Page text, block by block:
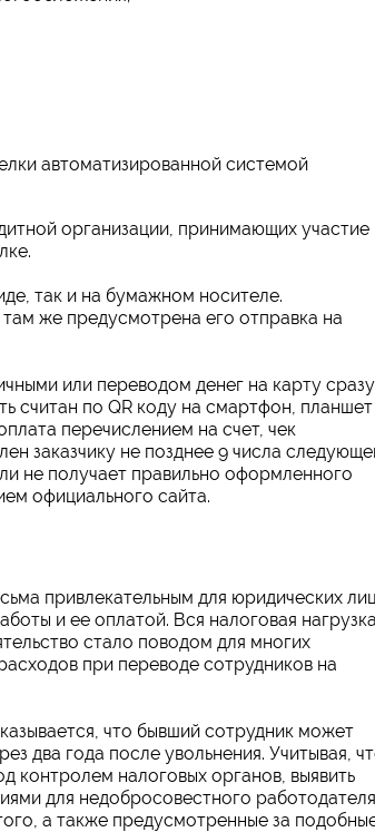
автоматизированной системой
организации, принимающих участие
так и на бумажном носителе.
же предусмотрена его отправка на
или переводом денег на карту сразу
считан по QR коду на смартфон, планшет
перечислением на счет, чек
заказчику не позднее 9 числа
не получает правильно оформленного
официального сайта.
привлекательным для юридических
и ее оплатой. Вся налоговая
стало поводом для многих
при переводе сотрудников на
что бывший сотрудник может
два года после увольнения. Учитывая,
контролем налоговых органов, выявить
для недобросовестного работодателя
а также предусмотренные за